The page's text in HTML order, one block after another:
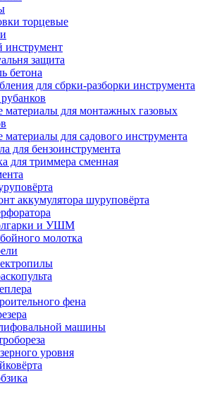
торцевые
защита
бетона
для сбрки-разборки инструмента
материалы для монтажных газовых
материалы для садового инструмента
для бензоинструмента
для триммера сменная
аккумулятора шуруповёрта
и УШМ
молотка
фена
машины
уровня